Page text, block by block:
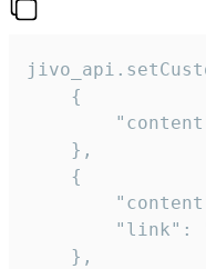
    {
    },
    {
"link":
    },